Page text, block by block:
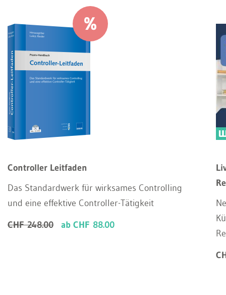
Controller Leitfaden
Das Standardwerk für wirksames Controlling
und eine effektive Controller-Tätigkeit
CHF 248.00
ab CHF 88.00